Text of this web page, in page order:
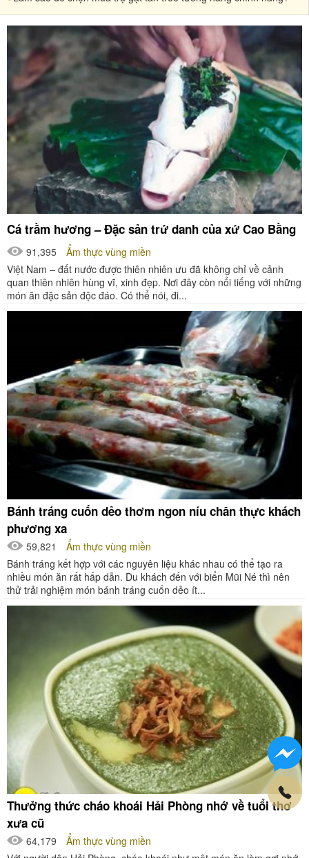
Cá trầm hương – Đặc sản trứ danh của xứ Cao Bằng
91,395
Ẩm thực vùng miền
Việt Nam – đất nước được thiên nhiên ưu đã không chỉ về cảnh
quan thiên nhiên hùng vĩ, xinh đẹp. Nơi đây còn nổi tiếng với những
món ăn đặc sản độc đáo. Có thể nói, đi...
Bánh tráng cuốn dẻo thơm ngon níu chân thực khách
phương xa
59,821
Ẩm thực vùng miền
Bánh tráng kết hợp với các nguyên liệu khác nhau có thể tạo ra
nhiều món ăn rất hấp dẫn. Du khách đến với biển Mũi Né thì nên
thử trải nghiệm món bánh tráng cuốn dẻo ít...
Thưởng thức cháo khoái Hải Phòng nhớ về tuổi thơ
xưa cũ
64,179
Ẩm thực vùng miền